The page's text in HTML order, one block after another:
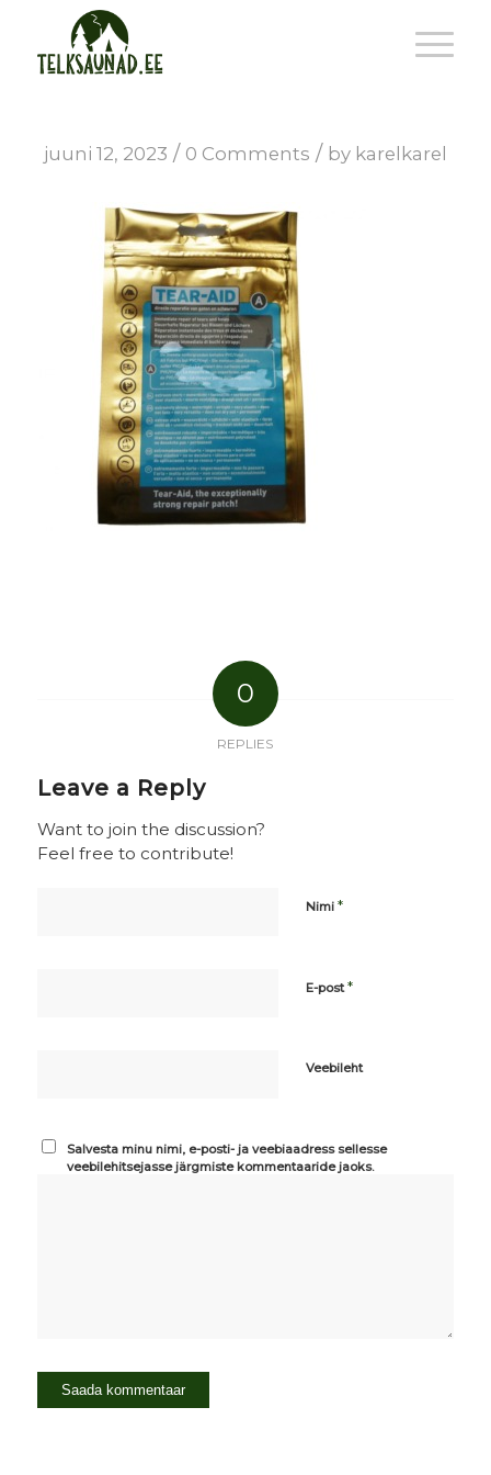
juuni 12, 2023 / 0 Comments / by karelkarel
0
REPLIES
Leave a Reply
Want to join the discussion?
Feel free to contribute!
Nimi *
E-post*
Veebileht
Salvesta minu nimi, e-posti- ja veebiaadress sellesse
veebilehitsejasse järgmiste kommentaaride jaoks.